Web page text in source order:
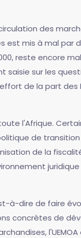
des
mis à mal par
reste encore
sur les
de la part des
l'Afrique.
de
de la
dire de faire
concrètes de